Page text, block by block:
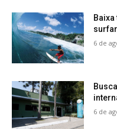
6 de
6 de